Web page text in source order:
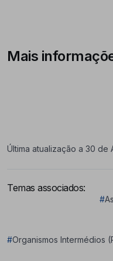
Mais
Última atualização a 30 de
Temas associados:
#
#Organismos Intermédios